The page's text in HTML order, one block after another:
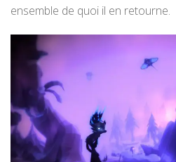
ensemble de quoi il en retourne.